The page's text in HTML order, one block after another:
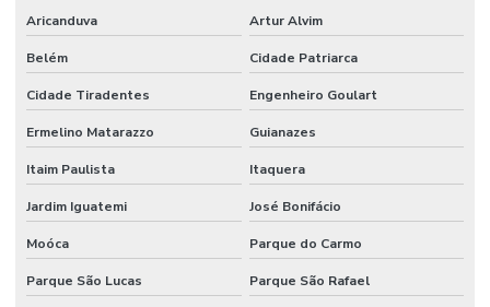
Fornecedor De Etiqueta De Gondola No Rio Grande Do Sul
Fornecedor De Etiqueta Nylon Resinado
Fornecedor De Etiqueta Nylon Resinado Santa Catarina
Fornecedor De Etiquetas Adesivas Paraná
Fornecedor De Etiquetas Adesivas Sul
Fornecedor De Etiquetas Com Cola Hotmelt
Aricanduva Artur Alvim
Belém Cidade Patriarca
Cidade Tiradentes Engenheiro Goulart
Ermelino Matarazzo Guianazes
Itaim Paulista Itaquera
Jardim Iguatemi José Bonifácio
Moóca Parque do Carmo
Parque São Lucas Parque São Rafael